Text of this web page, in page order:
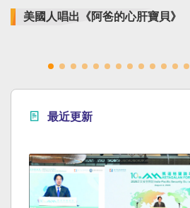
美國人唱出《阿爸的心肝寶貝》
最近更新